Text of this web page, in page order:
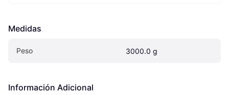
Medidas
Peso 3000.0 g
Información Adicional